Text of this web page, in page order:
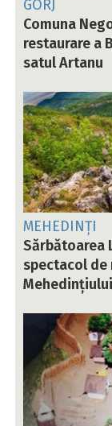
GORJ
Comuna
restaurare a
satul Artanu
MEHEDINȚI
Sărbătoarea
spectacol
Mehedințiului